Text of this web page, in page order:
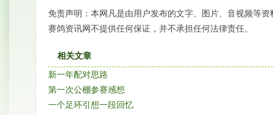
免责声明：本网凡是由用户发布的文字、图片、音视频等
赛鸽资讯网不提供任何保证，并不承担任何法律责任。
相关文章
新一年配对思路
第一次公棚参赛感想
一个足环引想一段回忆